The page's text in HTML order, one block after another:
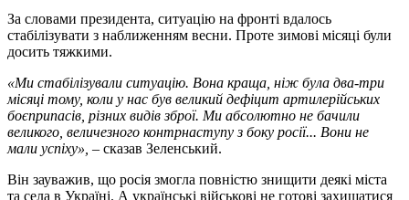
За словами президента, ситуацію на фронті вдалось
стабілізувати з наближенням весни. Проте зимові місяці були
досить тяжкими.
«Ми стабілізували ситуацію. Вона краща, ніж була два-три
місяці тому, коли у нас був великий дефіцит артилерійських
боєприпасів, різних видів зброї. Ми абсолютно не бачили
великого, величезного контрнаступу з боку росії... Вони не
мали успіху», – сказав Зеленський.
Він зауважив, що росія змогла повністю знищити деякі міста
та села в Україні. А українські військові не готові захищатися